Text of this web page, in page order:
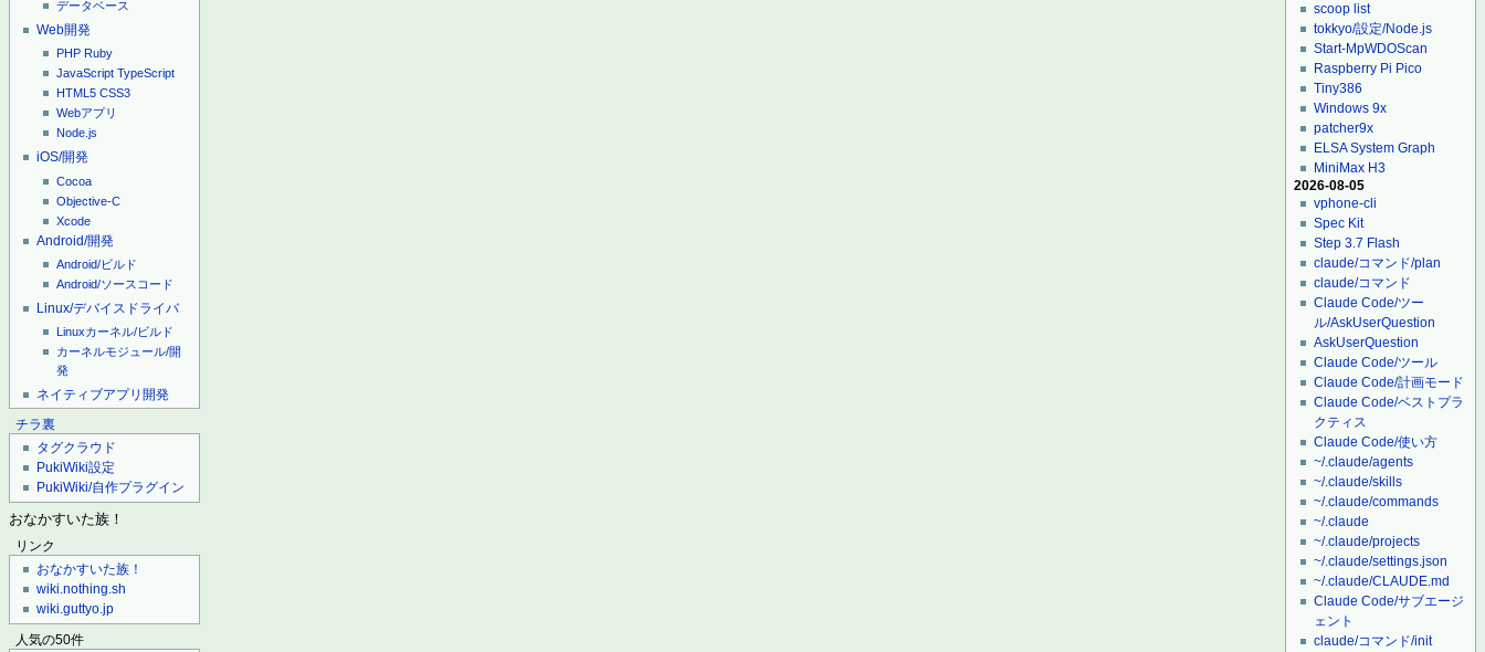
データベース
Web開発
PHP Ruby
JavaScript TypeScript
HTML5 CSS3
Webアプリ
Node.js
iOS/開発
Cocoa
Objective-C
Xcode
Android/開発
Android/ビルド
Android/ソースコード
Linux/デバイスドライバ
Linuxカーネル/ビルド
カーネルモジュール/開
発
ネイティブアプリ開発
チラ裏
タグクラウド
PukiWiki設定
PukiWiki/自作プラグイン
おなかすいた族！
リンク
おなかすいた族！
wiki.nothing.sh
wiki.guttyo.jp
人気の50件
scoop list
tokkyo/設定/Node.js
Start-MpWDOScan
Raspberry Pi Pico
Tiny386
Windows 9x
patcher9x
ELSA System Graph
MiniMax H3
2026-08-05
vphone-cli
Spec Kit
Step 3.7 Flash
claude/コマンド/plan
claude/コマンド
Claude Code/ツー
ル/AskUserQuestion
AskUserQuestion
Claude Code/ツール
Claude Code/計画モード
Claude Code/ベストプラ
クティス
Claude Code/使い方
~/.claude/agents
~/.claude/skills
~/.claude/commands
~/.claude
~/.claude/projects
~/.claude/settings.json
~/.claude/CLAUDE.md
Claude Code/サブエージ
ェント
claude/コマンド/init